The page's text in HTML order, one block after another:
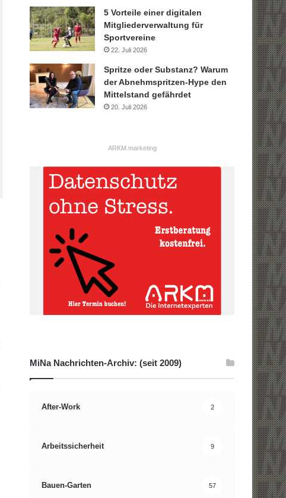
5 Vorteile einer digitalen
Mitgliederverwaltung für
Sportvereine
22. Juli 2026
Spritze oder Substanz? Warum
der Abnehmspritzen-Hype den
Mittelstand gefährdet
20. Juli 2026
ARKM.marketing
MiNa Nachrichten-Archiv: (seit 2009)
After-Work 2
Arbeitssicherheit 9
Bauen-Garten 57